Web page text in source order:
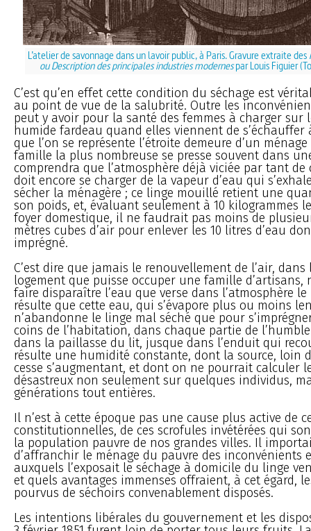
L’atelier de savonnage dans un lavoir public, à Paris. Gravure extraite des
ou Description des principales industries modernespar Louis Figuier
C’est qu’en effet cette condition du séchage est
au point de vue de la salubrité. Outre les
peut y avoir pour la santé des femmes à charger sur
humide fardeau quand elles viennent de
que l’on se représente l’étroite demeure d’un
famille la plus nombreuse se presse souvent dans
comprendra que l’atmosphère déjà viciée par tant de
doit encore se charger de la vapeur d’eau qui
sécher la ménagère ; ce linge mouillé retient une
son poids, et, évaluant seulement à 10 kilogrammes
foyer domestique, il ne faudrait pas moins de
mètres cubes d’air pour enlever les 10 litres d’eau
imprégné.
C’est dire que jamais le renouvellement de l’air, dans
logement que puisse occuper une famille d’artisans,
faire disparaître l’eau que verse dans l’atmosphère
résulte que cette eau, qui s’évapore plus ou moins
n’abandonne le linge mal séché que pour
coins de l’habitation, dans chaque partie de
dans la paillasse du lit, jusque dans l’enduit qui
résulte une humidité constante, dont la source, loin
cesse s’augmentant, et dont on ne pourrait calculer
désastreux non seulement sur quelques individus,
générations tout entières.
Il n’est à cette époque pas une cause plus active de
constitutionnelles, de ces scrofules invétérées qui
la population pauvre de nos grandes villes. Il
d’affranchir le ménage du pauvre des inconvénients
auxquels l’exposait le séchage à domicile du linge
et quels avantages immenses offraient, à cet égard,
pourvus de séchoirs convenablement disposés.
Les intentions libérales du gouvernement et les